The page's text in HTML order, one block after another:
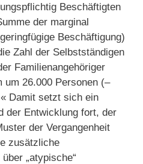
Beschäftigten
der marginal
Beschäftigung)
Zahl der Selbstständigen
Familienangehöriger
um 26.000 Personen (–
Damit setzt sich ein
der Entwicklung fort, der
der Vergangenheit
zusätzliche
„atypische“